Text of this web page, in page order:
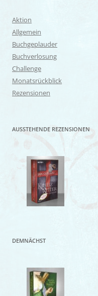
Aktion
Allgemein
Buchgeplauder
Buchverlosung
Challenge
Monatsrückblick
Rezensionen
AUSSTEHENDE REZENSIONEN
DEMNÄCHST